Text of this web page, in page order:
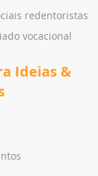
redentoristas
vocacional
Ideias &